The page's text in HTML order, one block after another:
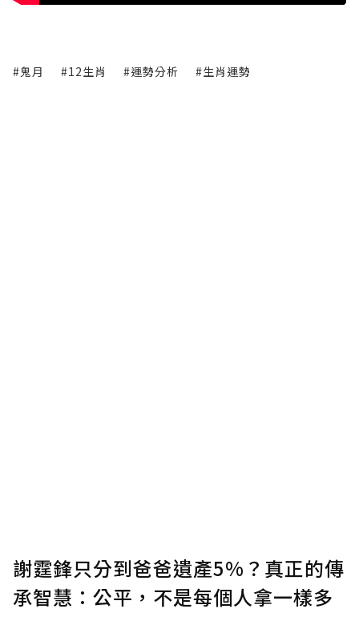
#鬼月 #12生肖 #運勢分析 #生肖運勢
謝霆鋒只分到爸爸遺產5%？真正的傳
承智慧：公平，不是每個人拿一樣多